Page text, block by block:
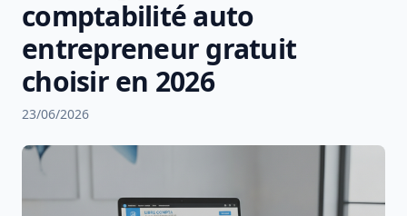
comptabilité auto
entrepreneur gratuit
choisir en 2026
23/06/2026